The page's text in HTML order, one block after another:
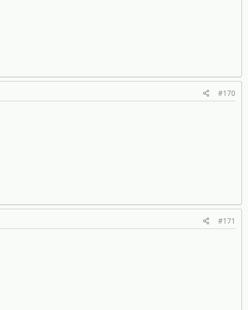
#170
#171